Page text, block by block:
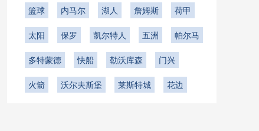
篮球 内马尔 湖人 詹姆斯 荷甲
太阳 保罗 凯尔特人 五洲 帕尔马
多特蒙德 快船 勒沃库森 门兴
火箭 沃尔夫斯堡 莱斯特城 花边